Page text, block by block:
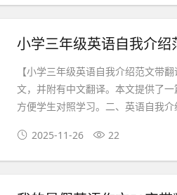
小学三年级英语自我介绍
【小学三年级英语自我介绍范文带
文，并附有中文翻译。本文提供了
方便学生对照学习。二、英语自我
2025-11-26 22